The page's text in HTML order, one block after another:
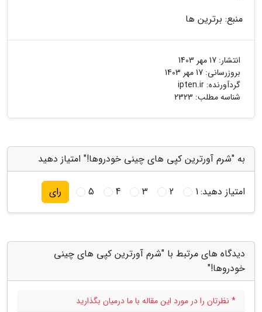
منبع: برترین ها
انتشار: 17 مهر 1403
بروزرسانی: 17 مهر 1403
گردآورنده: ipten.ir
شناسه مطلب: 2323
به "شرم آورترین کپی های چینی خودروها!" امتیاز دهید
امتیاز دهید:1
2
3
4
5 رای
دیدگاه های مرتبط با "شرم آورترین کپی های چینی
خودروها!"
* نظرتان را در مورد این مقاله با ما درمیان بگذارید